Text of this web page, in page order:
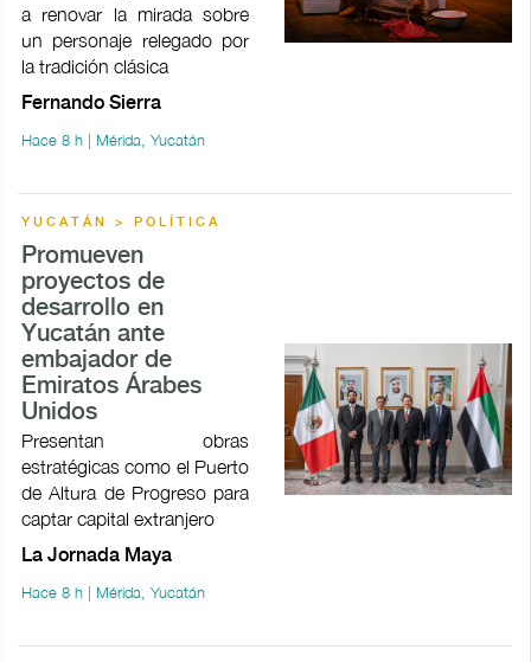
a renovar la mirada sobre
un personaje relegado por
la tradición clásica
Fernando Sierra
Hace 8 h | Mérida, Yucatán
YUCATÁN > POLÍTICA
Promueven
proyectos de
desarrollo en
Yucatán ante
embajador de
Emiratos Árabes
Unidos
Presentan obras
estratégicas como el Puerto
de Altura de Progreso para
captar capital extranjero
La Jornada Maya
Hace 8 h | Mérida, Yucatán